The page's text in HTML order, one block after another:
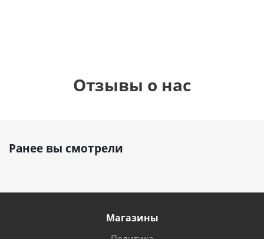
Отзывы о нас
Ранее вы смотрели
Магазины